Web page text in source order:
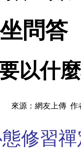
問
以什
來源：網友上傳 作
修習